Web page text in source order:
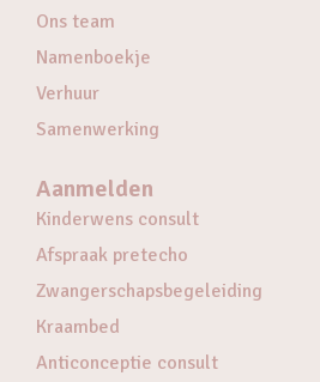
Ons team
Namenboekje
Verhuur
Samenwerking
Aanmelden
Kinderwens consult
Afspraak pretecho
Zwangerschapsbegeleiding
Kraambed
Anticonceptie consult